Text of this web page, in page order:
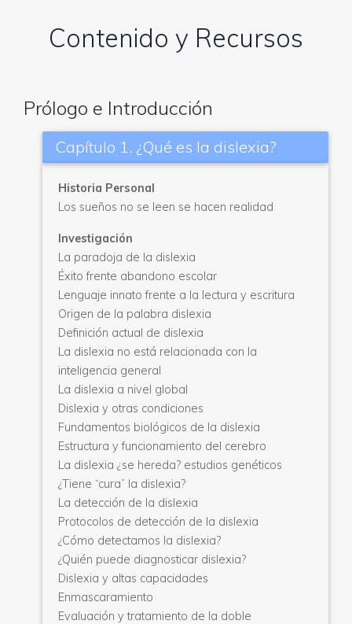
Contenido y Recursos
Prólogo e Introducción
Capítulo 1. ¿Qué es la dislexia?
Historia Personal
Los sueños no se leen se hacen realidad
Investigación
La paradoja de la dislexia
Éxito frente abandono escolar
Lenguaje innato frente a la lectura y escritura
Origen de la palabra dislexia
Definición actual de dislexia
La dislexia no está relacionada con la
inteligencia general
La dislexia a nivel global
Dislexia y otras condiciones
Fundamentos biológicos de la dislexia
Estructura y funcionamiento del cerebro
La dislexia ¿se hereda? estudios genéticos
¿Tiene “cura” la dislexia?
La detección de la dislexia
Protocolos de detección de la dislexia
¿Cómo detectamos la dislexia?
¿Quién puede diagnosticar dislexia?
Dislexia y altas capacidades
Enmascaramiento
Evaluación y tratamiento de la doble